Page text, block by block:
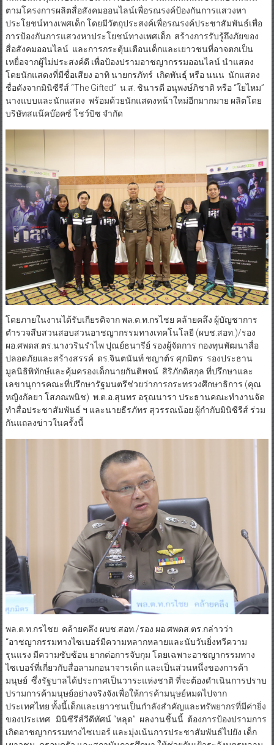
พิทักษ์และคุ้มครองเด็ก ธนาคารออมสิน ร่วมกันผลิตมินิซีรีส์สื่อวีดีทัศน์
ตามโครงการผลิตสื่อสังคมออนไลน์เพื่อรณรงค์ป้องกันการแสวงหา
ประโยชน์ทางเพศเด็ก โดยมีวัตถุประสงค์เพื่อรณรงค์ประชาสัมพันธ์เพื่อ
การป้องกันการแสวงหาประโยชน์ทางเพศเด็ก สร้างการรับรู้ถึงภัยของ
สื่อสังคมออนไลน์ และการกระตุ้นเตือนเด็กและเยาวชนที่อาจตกเป็น
เหยื่อจากผู้ไม่ประสงค์ดี เพื่อป้องปรามอาชญากรรมออนไลน์ นำแสดง
โดยนักแสดงที่มีชื่อเสียง อาทิ นายกรภัทร์ เกิดพันธุ์ หรือ นนน นักแสดง
ชื่อดังจากมินิซีรีส์ “The Gifted” น.ส. ชินารดี อนุพงษ์ภิชาติ หรือ “ใยไหม”
นางแบบและนักแสดง พร้อมด้วยนักแสดงหน้าใหม่อีกมากมาย ผลิตโดย
​โดยภายในงานได้รับเกียรติจาก พล.ต.ท.กรไชย คล้ายคลึง ผู้บัญชาการ
ตำรวจสืบสวนสอบสวนอาชญากรรมทางเทคโนโลยี (ผบช.สอท.)/รอง
ผอ.ศพดส.ตร.นางวรินรำไพ ปุณย์ธนารีย์ รองผู้จัดการ กองทุนพัฒนาสื่อ
ปลอดภัยและสร้างสรรค์ ดร.จินตนันท์ ชญาต์ร ศุภมิตร รองประธาน
มูลนิธิพิทักษ์และคุ้มครองเด็กนายกันติพจน์ สิริภักดิสกุล ที่ปรึกษาและ
เลขานุการคณะที่ปรึกษารัฐมนตรีช่วยว่าการกระทรวงศึกษาธิการ (คุณ
หญิงกัลยา โสภณพนิช) พ.ต.อ.สุนทร อรุณนารา ประธานคณะทำงานจัด
ทำสื่อประชาสัมพันธ์ ฯ และนายธีรภัทร สุวรรณน้อย ผู้กำกับมินิซีรีส์ ร่วม
​​พล.ต.ท.กรไชย คล้ายคลึง ผบช.สอท./รอง ผอ.ศพดส.ตร.กล่าวว่า
“อาชญากรรมทางไซเบอร์มีความหลากหลายและนับวันยิ่งทวีความ
รุนแรง มีความซับซ้อน ยากต่อการจับกุม โดยเฉพาะอาชญากรรมทาง
ไซเบอร์ที่เกี่ยวกับสื่อลามกอนาจารเด็ก และเป็นส่วนหนึ่งของการค้า
มนุษย์ ซึ่งรัฐบาลได้ประกาศเป็นวาระแห่งชาติ ที่จะต้องดำเนินการปราบ
ปรามการค้ามนุษย์อย่างจริงจังเพื่อให้การค้ามนุษย์หมดไปจาก
ประเทศไทย ทั้งนี้เด็กและเยาวชนเป็นกำลังสำคัญและทรัพยากรที่มีค่ายิ่ง
ของประเทศ มินิซีรีส์วีดีทัศน์ “หลุด” ผลงานชิ้นนี้ ต้องการป้องปรามการ